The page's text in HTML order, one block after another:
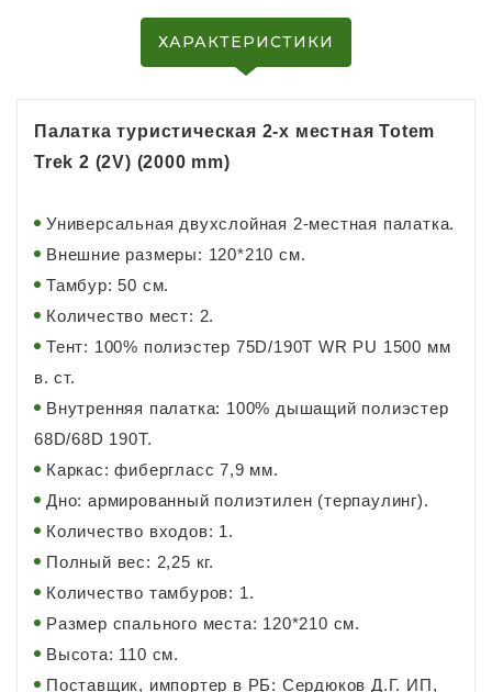
ХАРАКТЕРИСТИКИ
Палатка туристическая 2-х местная Totem
Trek 2 (2V) (2000 mm)
Универсальная двухслойная 2-местная палатка.
Внешние размеры: 120*210 см.
Тамбур: 50 см.
Количество мест: 2.
Тент: 100% полиэстер 75D/190T WR PU 1500 мм
в. ст.
Внутренняя палатка: 100% дышащий полиэстер
68D/68D 190T.
Каркас: фибергласс 7,9 мм.
Дно: армированный полиэтилен (терпаулинг).
Количество входов: 1.
Полный вес: 2,25 кг.
Количество тамбуров: 1.
Размер спального места: 120*210 см.
Высота: 110 см.
Поставщик, импортер в РБ: Сердюков Д.Г. ИП,